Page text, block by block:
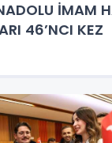
İMAM
46’NCI KEZ